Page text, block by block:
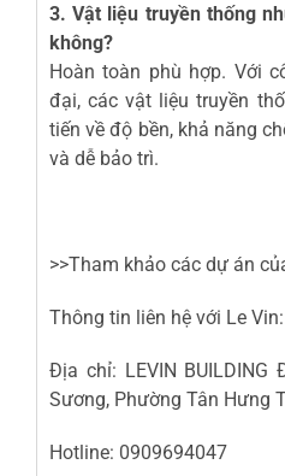
3. Vật liệu truyền thống
không?
Hoàn toàn phù hợp. Với
đại, các vật liệu truyền
tiến về độ bền, khả năng
và dễ bảo trì.
>>Tham khảo các dự án
Thông tin liên hệ với Le Vin:
Địa chỉ: LEVIN BUILDING
Sương, Phường Tân Hưng
Hotline: 0909694047